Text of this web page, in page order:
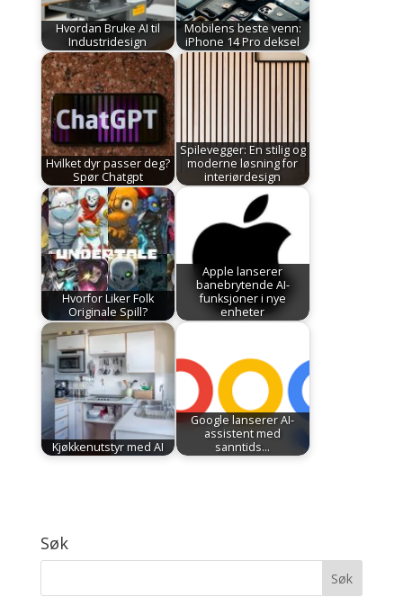
Hvordan Bruke AI til
Industridesign
Mobilens beste venn:
iPhone 14 Pro deksel
Hvilket dyr passer deg?
Spør Chatgpt
Spilevegger: En stilig og
moderne løsning for
interiørdesign
Hvorfor Liker Folk
Originale Spill?
Apple lanserer
banebrytende AI-
funksjoner i nye
enheter
Kjøkkenutstyr med AI
Google lanserer AI-
assistent med
sanntids…
Søk